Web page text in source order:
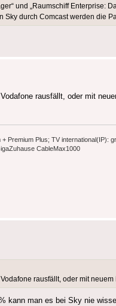
und „Raumschiff
durch Comcast werden die
rausfällt, oder mit
Premium Plus; TV international(IP):
CableMax1000
rausfällt, oder mit neuem
kann man es bei Sky nie